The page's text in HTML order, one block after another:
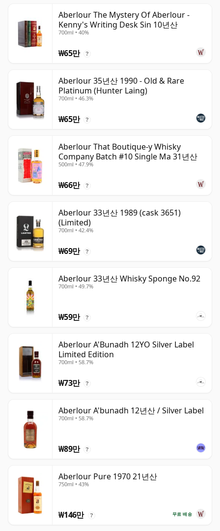
Aberlour The Mystery Of Aberlour -
Kenny's Writing Desk Sin 10년산
700ml • 40%
₩65만 ?
Aberlour 35년산 1990 - Old & Rare
Platinum (Hunter Laing)
700ml • 46.3%
₩65만 ?
Aberlour That Boutique-y Whisky
Company Batch #10 Single Ma 31년산
500ml • 47.9%
₩66만 ?
Aberlour 33년산 1989 (cask 3651)
(Limited)
700ml • 42.4%
₩69만 ?
Aberlour 33년산 Whisky Sponge No.92
700ml • 49.7%
₩59만 ?
Aberlour A'Bunadh 12YO Silver Label
Limited Edition
700ml • 58.7%
₩73만 ?
Aberlour A'bunadh 12년산 / Silver Label
700ml • 58.7%
₩89만 ?
Aberlour Pure 1970 21년산
750ml • 43%
무료 배송
₩146만 ?